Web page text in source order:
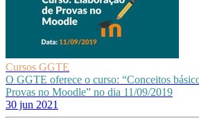
Cursos GGTE
O GGTE oferece o curso: “Conceitos
Provas no Moodle” no dia 11/09/2019
30 jun 2021